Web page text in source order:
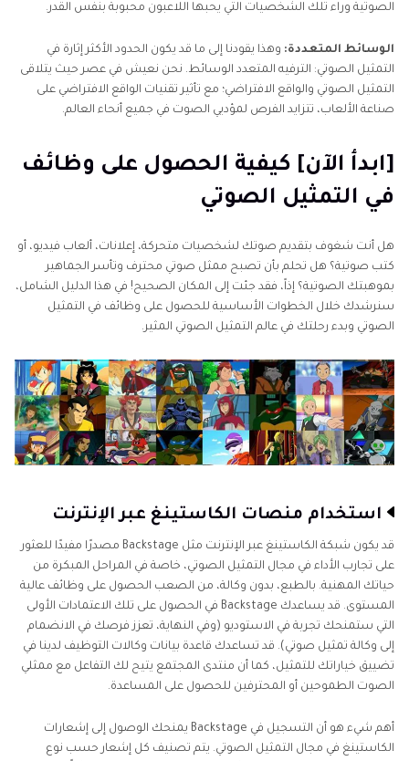
الصوتية وراء تلك الشخصيات التي يحبها اللاعبون محبوبة بنفس القدر.
الوسائط المتعددة: وهذا يقودنا إلى ما قد يكون الحدود الأكثر إثارة في
التمثيل الصوتي: الترفيه المتعدد الوسائط. نحن نعيش في عصر حيث يتلاقى
التمثيل الصوتي والواقع الافتراضي؛ مع تأثير تقنيات الواقع الافتراضي على
صناعة الألعاب، تتزايد الفرص لمؤديي الصوت في جميع أنحاء العالم.
[ابدأ الآن] كيفية الحصول على وظائف
في التمثيل الصوتي
هل أنت شغوف بتقديم صوتك لشخصيات متحركة، إعلانات، ألعاب فيديو، أو
كتب صوتية؟ هل تحلم بأن تصبح ممثل صوتي محترف وتأسر الجماهير
بموهبتك الصوتية؟ إذاً، فقد جئت إلى المكان الصحيح! في هذا الدليل الشامل،
سنرشدك خلال الخطوات الأساسية للحصول على وظائف في التمثيل
الصوتي وبدء رحلتك في عالم التمثيل الصوتي المثير.
استخدام منصات الكاستينغ عبر الإنترنت
قد يكون شبكة الكاستينغ عبر الإنترنت مثل Backstage مصدرًا مفيدًا للعثور
على تجارب الأداء في مجال التمثيل الصوتي، خاصة في المراحل المبكرة من
حياتك المهنية. بالطبع، بدون وكالة، من الصعب الحصول على وظائف عالية
المستوى. قد يساعدك Backstage في الحصول على تلك الاعتمادات الأولى
التي ستمنحك تجربة في الاستوديو (وفي النهاية، تعزز فرصك في الانضمام
إلى وكالة تمثيل صوتي). قد تساعدك قاعدة بيانات وكالات التوظيف لدينا في
تضييق خياراتك للتمثيل، كما أن منتدى المجتمع يتيح لك التفاعل مع ممثلي
الصوت الطموحين أو المحترفين للحصول على المساعدة.
أهم شيء هو أن التسجيل في Backstage يمنحك الوصول إلى إشعارات
الكاستينغ في مجال التمثيل الصوتي. يتم تصنيف كل إشعار حسب نوع